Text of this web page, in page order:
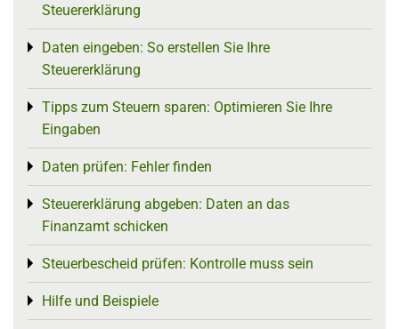
Steuererklärung
Daten eingeben: So erstellen Sie Ihre
Steuererklärung
Toggle menu
Tipps zum Steuern sparen: Optimieren Sie Ihre
Eingaben
Toggle menu
Daten prüfen: Fehler finden
Toggle menu
Steuererklärung abgeben: Daten an das
Finanzamt schicken
Toggle menu
Steuerbescheid prüfen: Kontrolle muss sein
Toggle menu
Hilfe und Beispiele
Toggle menu